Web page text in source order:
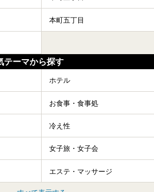
本町五丁目
テーマから探す
ホテル
お食事・食事処
冷え性
女子旅・女子会
エステ・マッサージ